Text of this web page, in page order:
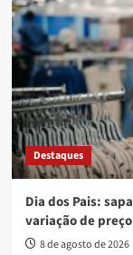
Destaques
Dia dos Pais:
variação de
8 de agosto de 2026